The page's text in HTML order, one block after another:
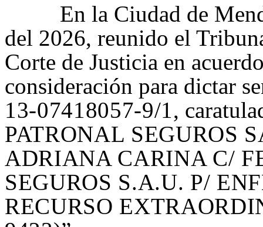
En la Ciudad de
del 2026, reunido el
Corte de Justicia en
consideración para dictar
13-07418057-9/1,
PATRONAL SEGUROS
ADRIANA CARINA C/
SEGUROS S.A.U. P/
RECURSO